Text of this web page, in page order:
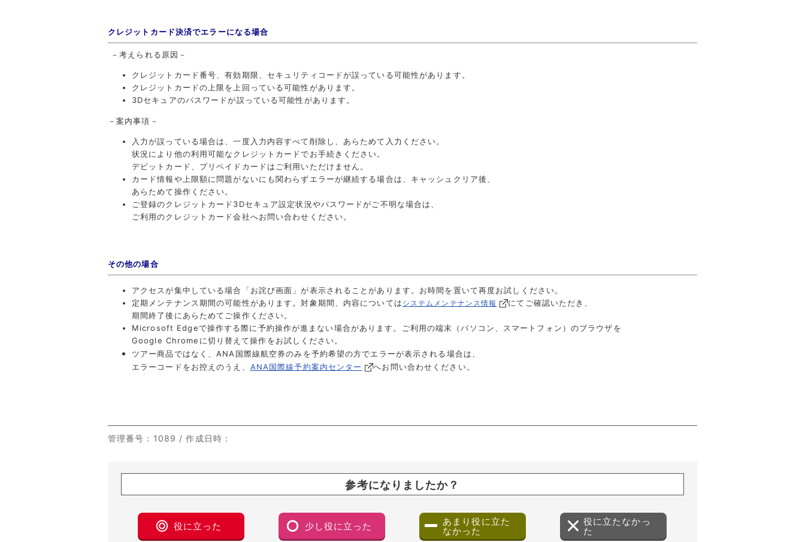
クレジットカード決済でエラーになる場合
－考えられる原因－
クレジットカード番号、有効期限、セキュリティコードが誤っている可能性があります。
クレジットカードの上限を上回っている可能性があります。
3Dセキュアのパスワードが誤っている可能性があります。
－案内事項－
入力が誤っている場合は、一度入力内容すべて削除し、あらためて入力ください。
状況により他の利用可能なクレジットカードでお手続きください。
デビットカード、プリペイドカードはご利用いただけません。
カード情報や上限額に問題がないにも関わらずエラーが継続する場合は、キャッシュクリア後、
あらためて操作ください。
ご登録のクレジットカード3Dセキュア設定状況やパスワードがご不明な場合は、
ご利用のクレジットカード会社へお問い合わせください。
その他の場合
アクセスが集中している場合「お詫び画面」が表示されることがあります。お時間を置いて再度お試しください。
定期メンテナンス期間の可能性があります。対象期間、 内容については システムメンテナンス情報
にてご確認いただき、
期間終了後にあらためてご操作ください。
Microsoft Edgeで操作する際に予約操作が進まない場合があります。ご利用の端末（パソコン、スマートフォン）のブラウザを
Google Chromeに切り替えて操作をお試しください。
ツアー商品ではなく、ANA国際線航空券のみを予約希望の方でエラーが表示される場合は、
エラーコードをお控えのうえ、 ANA国際線予約案内センター へお問い合わせください。
管理番号 ：1089 /作成日時 ：
参考になりましたか？
役に立った 少し役に立った
あまり役に立た
なかった
役に立たなかっ
た